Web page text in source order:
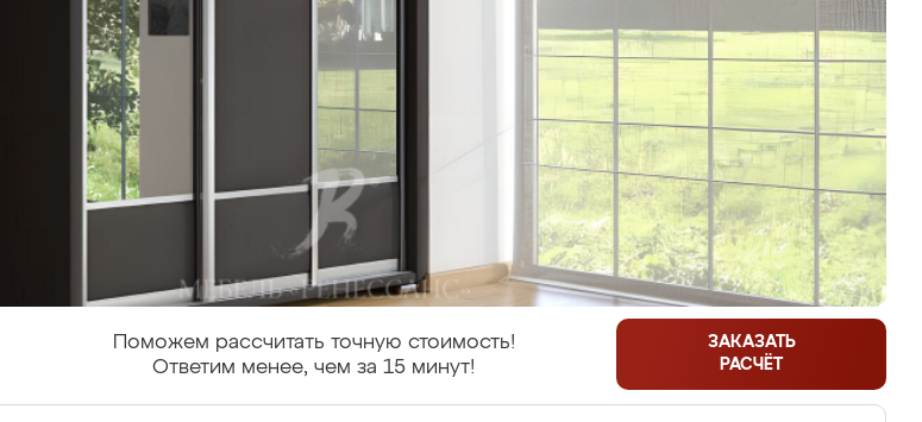
Поможем рассчитать точную стоимость!
Ответим менее, чем за 15 минут!
ЗАКАЗАТЬ
РАСЧЁТ